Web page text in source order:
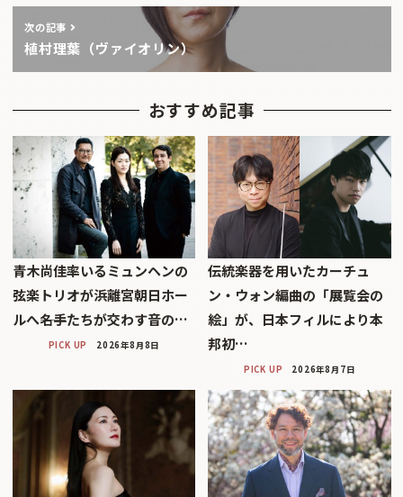
次の記事
植村理葉（ヴァイオリン）
おすすめ記事
青木尚佳率いるミュンヘンの
弦楽トリオが浜離宮朝日ホー
ルへ――名手たちが交わす音の…
PICK UP 2026年8月8日
伝統楽器を用いたカーチュ
ン・ウォン編曲の「展覧会の
絵」が、日本フィルにより本
邦初…
PICK UP 2026年8月7日